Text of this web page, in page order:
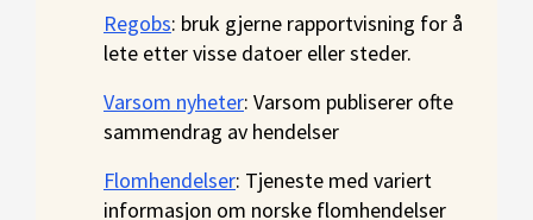
Regobs: bruk gjerne rapportvisning for å
lete etter visse datoer eller steder.
Varsom nyheter: Varsom publiserer ofte
sammendrag av hendelser
Flomhendelser: Tjeneste med variert
informasjon om norske flomhendelser